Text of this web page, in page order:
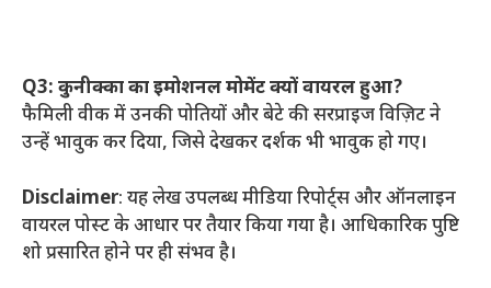
Q3: कुनीक्का का इमोशनल मोमेंट क्यों वायरल हुआ?
फैमिली वीक में उनकी पोतियों और बेटे की सरप्राइज विज़िट ने
उन्हें भावुक कर दिया, जिसे देखकर दर्शक भी भावुक हो गए।
Disclaimer: यह लेख उपलब्ध मीडिया रिपोर्ट्स और ऑनलाइन
वायरल पोस्ट के आधार पर तैयार किया गया है। आधिकारिक पुष्टि
शो प्रसारित होने पर ही संभव है।